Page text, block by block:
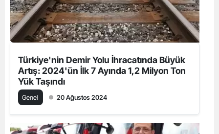
Türkiye'nin Demir Yolu İhracatında Büyük
Artış: 2024'ün İlk 7 Ayında 1,2 Milyon Ton
Yük Taşındı
Genel 20 Ağustos 2024